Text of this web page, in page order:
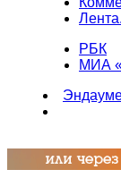
РБК
МИА